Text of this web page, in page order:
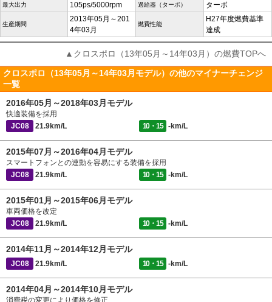
最大出力 105ps/5000rpm 過給器（ターボ） ターボ
生産期間
2013年05月～201
4年03月
燃費性能
H27年度燃費基準
達成
▲クロスポロ（13年05月～14年03月）の燃費TOPへ
クロスポロ（13年05月～14年03月モデル）の他のマイナーチェンジ
一覧
2016年05月～2018年03月モデル
快適装備を採用
JC08
21.9km/L 10・15 -km/L
2015年07月～2016年04月モデル
スマートフォンとの連動を容易にする装備を採用
JC08
21.9km/L 10・15 -km/L
2015年01月～2015年06月モデル
車両価格を改定
JC08
21.9km/L 10・15 -km/L
2014年11月～2014年12月モデル
JC08 21.9km/L 10・15 -km/L
2014年04月～2014年10月モデル